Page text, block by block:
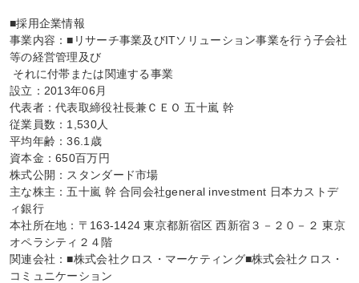
■採用企業情報
事業内容：■リサーチ事業及びITソリューション事業を行う子会社
等の経営管理及び
設立：2013年06月
代表者：代表取締役社長兼ＣＥＯ 五十嵐 幹
従業員数：1,530人
平均年齢：36.1歳
資本金：650百万円
株式公開：スタンダード市場
主な株主：五十嵐 幹 合同会社general investment 日本カストデ
ィ銀行
本社所在地：〒163-1424 東京都新宿区 西新宿３－２０－２ 東京
オペラシティ２４階
関連会社：■株式会社クロス・マーケティング■株式会社クロス・
コミュニケーション